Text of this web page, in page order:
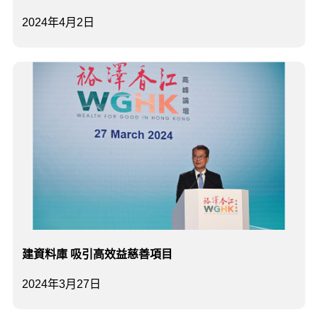
2024年4月2日
2024年3月27日
建資料庫 吸引高效益慈善項目